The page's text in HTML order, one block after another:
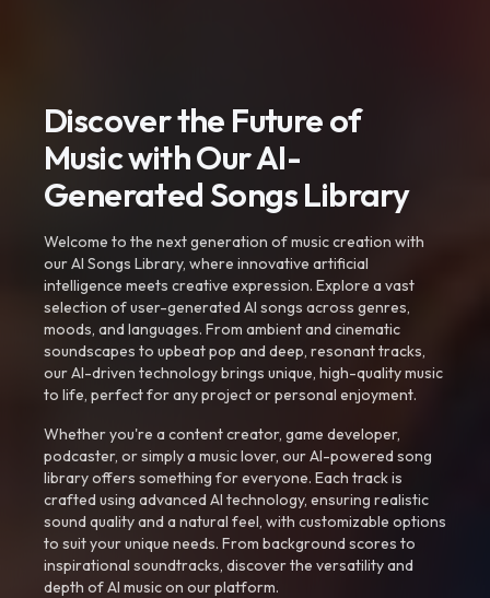
Discover the Future of
Music with Our AI-
Generated Songs Library
Welcome to the next generation of music creation with
our AI Songs Library, where innovative artificial
intelligence meets creative expression. Explore a vast
selection of user-generated AI songs across genres,
moods, and languages. From ambient and cinematic
soundscapes to upbeat pop and deep, resonant tracks,
our AI-driven technology brings unique, high-quality music
to life, perfect for any project or personal enjoyment.
Whether you're a content creator, game developer,
podcaster, or simply a music lover, our AI-powered song
library offers something for everyone. Each track is
crafted using advanced AI technology, ensuring realistic
sound quality and a natural feel, with customizable options
to suit your unique needs. From background scores to
inspirational soundtracks, discover the versatility and
depth of AI music on our platform.